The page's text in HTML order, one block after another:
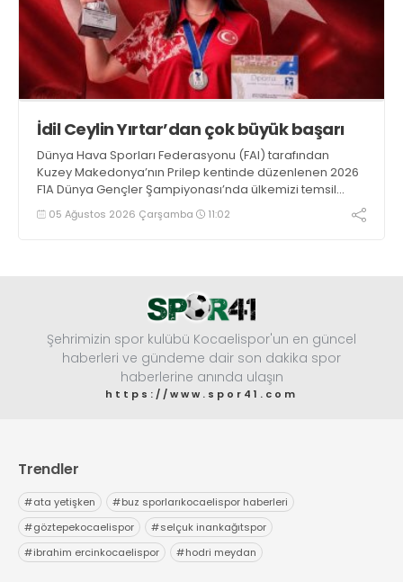
İdil Ceylin Yırtar’dan çok büyük başarı
Dünya Hava Sporları Federasyonu (FAI) tarafından
Kuzey Makedonya’nın Prilep kentinde düzenlenen 2026
F1A Dünya Gençler Şampiyonası’nda ülkemizi temsil
eden millî sporcumuz İdil Ceylin YIRTAR, büyük bir
başarıya imza atarak Dünya ikincisi oldu.
05 Ağustos 2026 Çarşamba 11:02
Şehrimizin spor kulübü Kocaelispor'un en güncel
haberleri ve gündeme dair son dakika spor
haberlerine anında ulaşın
https://www.spor41.com
Trendler
#ata yetişken #buz sporlarıkocaelispor haberleri
#göztepekocaelispor #selçuk inankağıtspor
#ibrahim ercinkocaelispor #hodri meydan